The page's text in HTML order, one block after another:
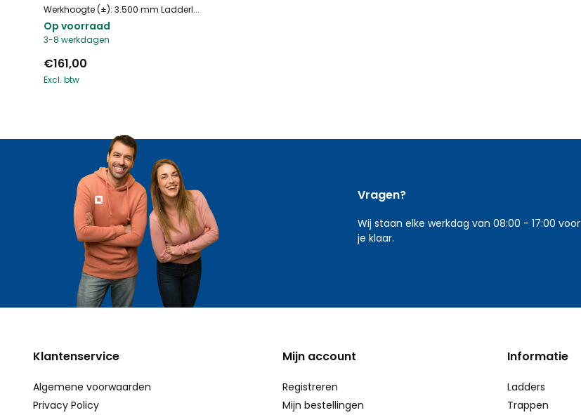
Werkhoogte (±): 3.500 mm Ladderl...
Op voorraad
3-8 werkdagen
€161,00
Excl. btw
Vragen?
Wij staan elke werkdag van 08:00 - 17:00 voor
je klaar.
Klantenservice
Algemene voorwaarden
Privacy Policy
Mijn account
Registreren
Mijn bestellingen
Informatie
Ladders
Trappen